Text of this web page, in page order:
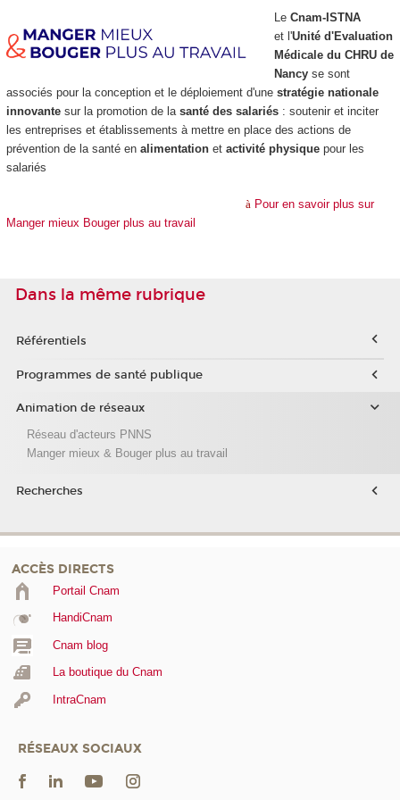
Le Cnam-ISTNA
et l'Unité d'Evaluation
Médicale du CHRU de
Nancyse sont
associés pour la conception et le déploiement d'une stratégie nationale
innovantesur la promotion de la santé des salariés: soutenir et inciter
les entreprises et établissements à mettre en place des actions de
prévention de la santé en alimentation et activité physique pour les
salariés
à Pour en savoir plus sur
Manger mieux Bouger plus au travail
Dans la même rubrique
Référentiels
Programmes de santé publique
Animation de réseaux
Réseau d'acteurs PNNS
Manger mieux & Bouger plus au travail
Recherches
ACCÈS DIRECTS
Portail Cnam
HandiCnam
Cnam blog
La boutique du Cnam
IntraCnam
RÉSEAUX SOCIAUX